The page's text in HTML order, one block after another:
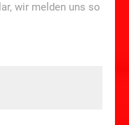
wir melden uns so